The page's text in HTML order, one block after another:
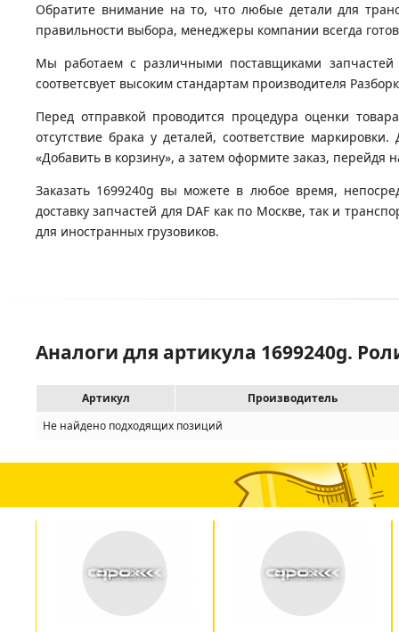
Обратите внимание на то, что любые детали для
правильности выбора, менеджеры компании всегда
Мы работаем с различными поставщиками запчастей
соответсвует высоким стандартам производителя
Перед отправкой проводится процедура оценки
отсутствие брака у деталей, соответствие
«Добавить в корзину», а затем оформите заказ, перейдя
Заказать 1699240g вы можете в любое время,
доставку запчастей для DAF как по Москве, так и
для иностранных грузовиков.
Аналоги для артикула 1699240g.
Артикул
Производитель
Не найдено подходящих позиций